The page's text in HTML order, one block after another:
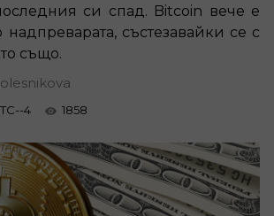
си спад. Bitcoin вече е
надпреварата, състезавайки се с
също.
4 1858